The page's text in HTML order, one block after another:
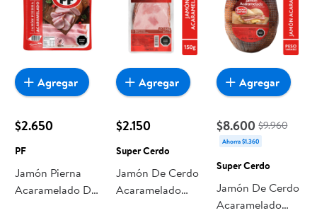
$2.650
PF
Jamón Pierna
Acaramelado De
Agregar
$2.150
Super Cerdo
Jamón De Cerdo
Acaramelado
Agregar
$8.600 $9.960
Ahorra $1.360
Super Cerdo
Jamón De Cerdo
Acaramelado
Agregar